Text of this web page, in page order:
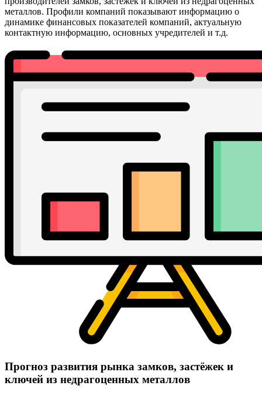
металлов. Профили компаний показывают информацию о
динамике финансовых показателей компаний, актуальную
контактную информацию, основных учредителей и т.д.
Прогноз развития рынка замков, застёжек и
ключей из недрагоценных металлов